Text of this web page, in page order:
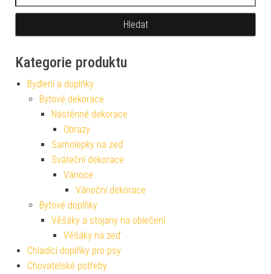
Kategorie produktu
Bydlení a doplňky
Bytové dekorace
Nástěnné dekorace
Obrazy
Samolepky na zeď
Sváteční dekorace
Vánoce
Vánoční dekorace
Bytové doplňky
Věšáky a stojany na oblečení
Věšáky na zeď
Chladící doplňky pro psy
Chovatelské potřeby